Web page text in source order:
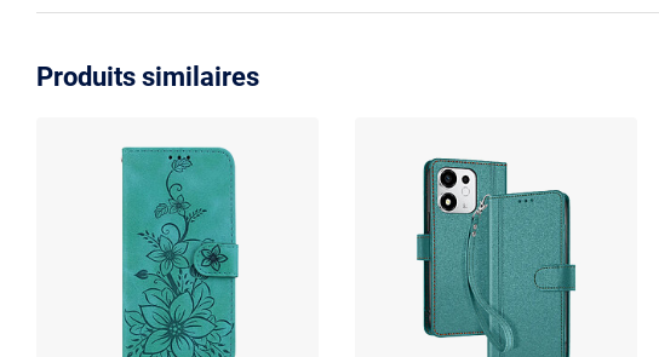
Produits similaires